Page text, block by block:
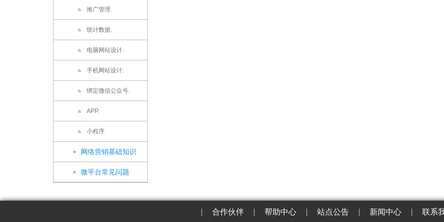
推广管理.
统计数据.
电脑网站设计.
手机网站设计.
绑定微信公众号.
APP.
小程序
网络营销基础知识
微平台常见问题
合作伙伴 帮助中心 站点公告 新闻中心 联系